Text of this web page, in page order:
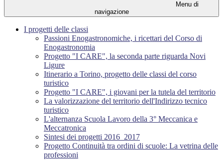
Menu di
navigazione
I progetti delle classi
Passioni Enogastronomiche, i ricettari del Corso di
Enogastronomia
Progetto "I CARE", la seconda parte riguarda Novi
Ligure
Itinerario a Torino, progetto delle classi del corso
turistico
Progetto "I CARE", i giovani per la tutela del territorio
La valorizzazione del territorio dell'Indirizzo tecnico
turistico
L'alternanza Scuola Lavoro della 3° Meccanica e
Meccatronica
Sintesi dei progetti 2016_2017
Progetto Continuità tra ordini di scuole: La vetrina delle
professioni